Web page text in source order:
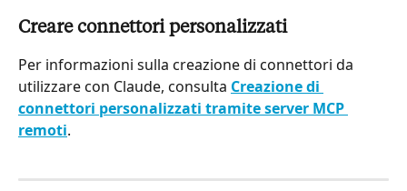
Creare connettori personalizzati
Per informazioni sulla creazione di connettori da
utilizzare con Claude, consulta Creazione di
connettori personalizzati tramite server MCP
remoti.